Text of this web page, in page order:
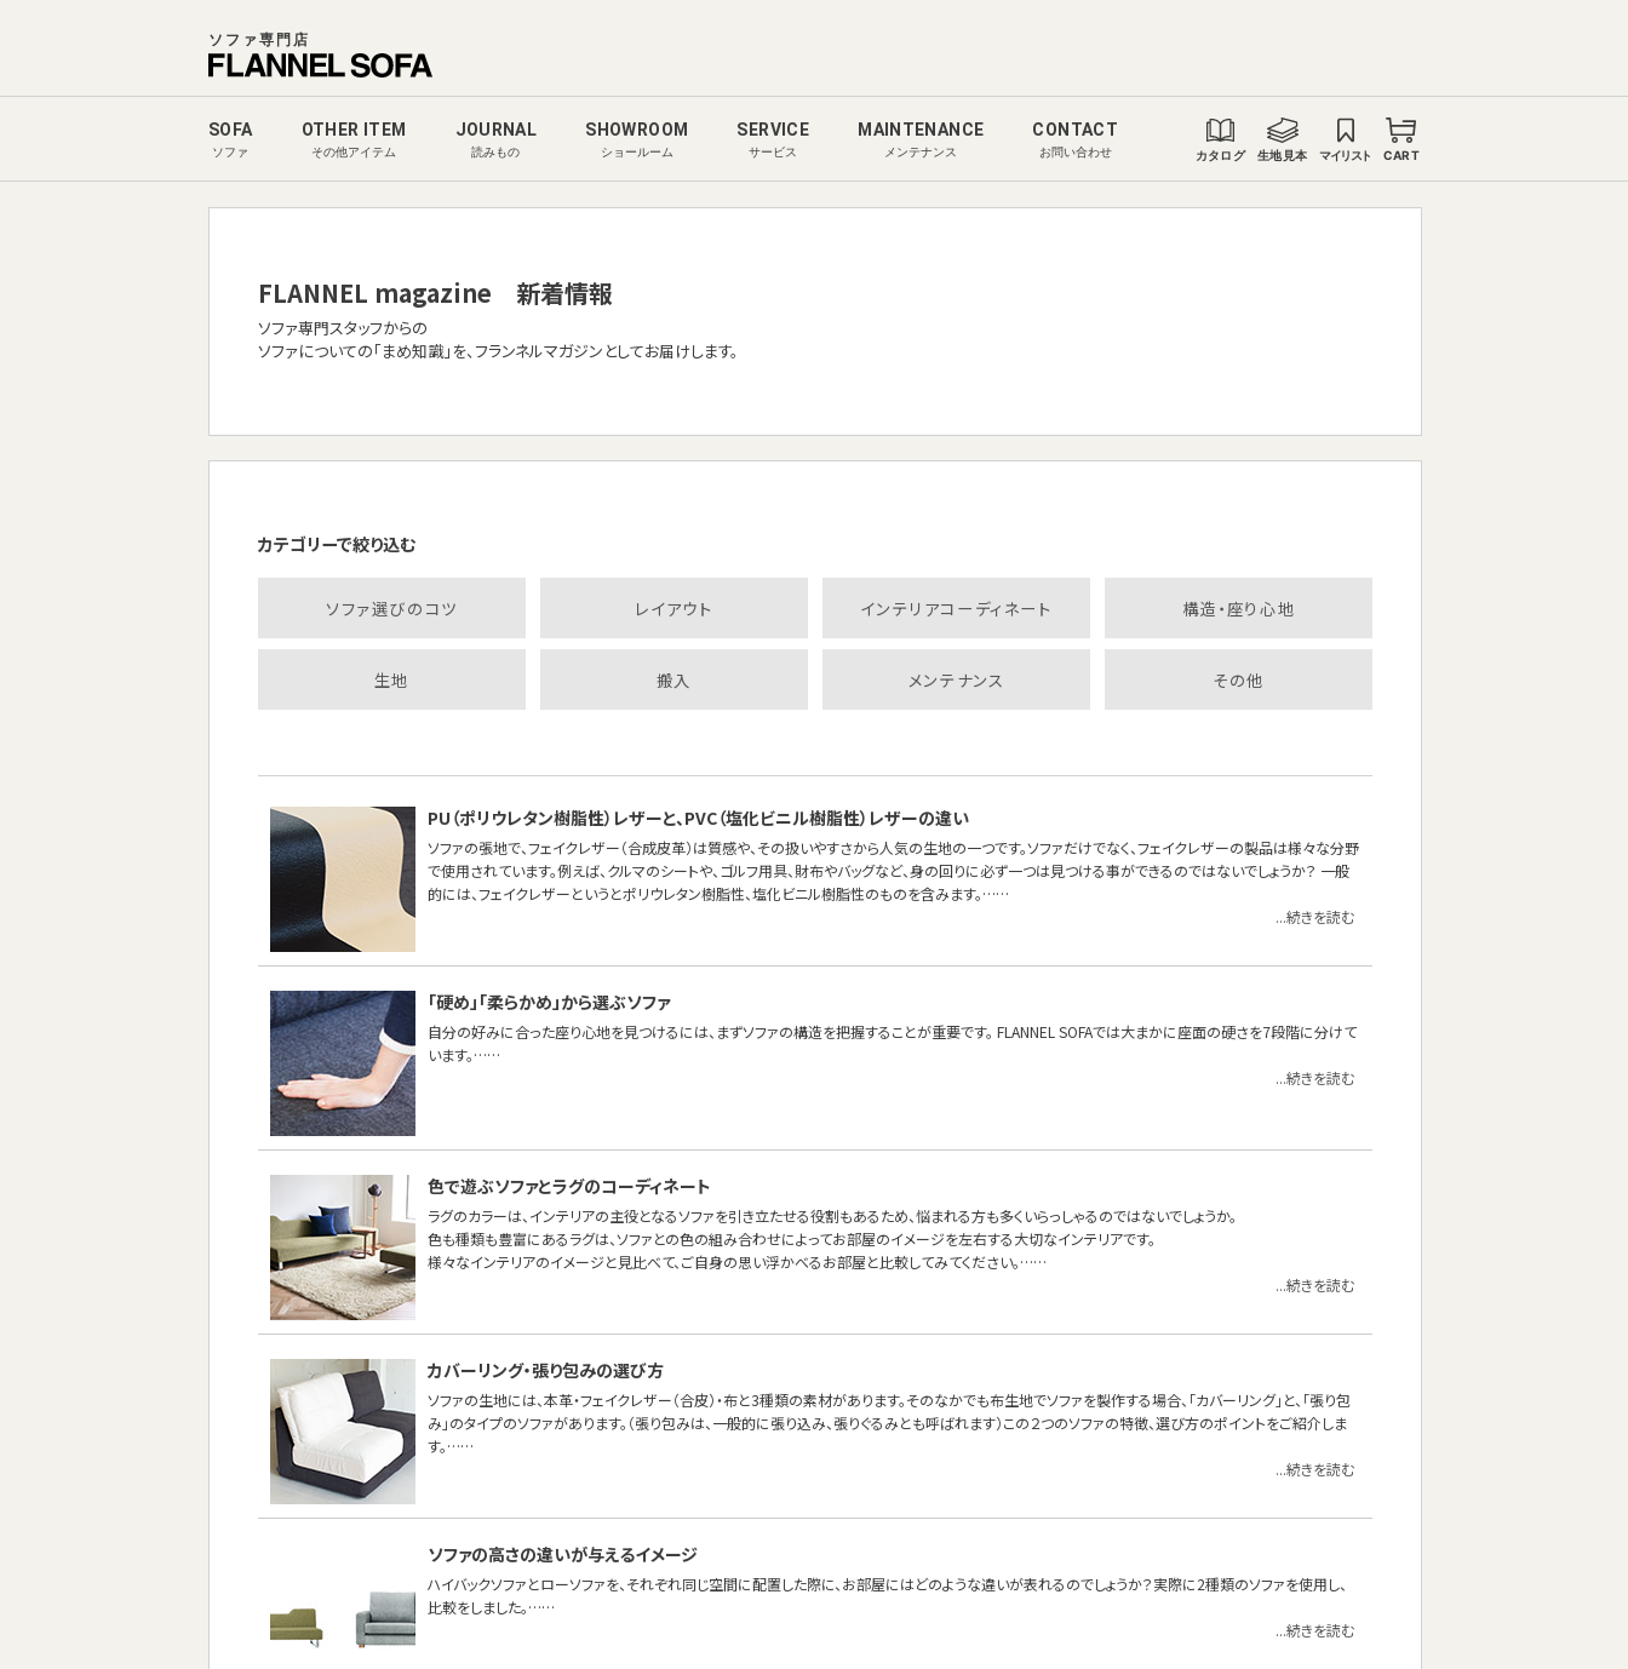
ソファ専門店
SOFA
ソファ
OTHER ITEM
その他アイテム
JOURNAL
読みもの
SHOWROOM
ショールーム
SERVICE
サービス
MAINTENANCE
メンテナンス
CONTACT
お問い合わせ カタログ 生地見本 マイリスト CART
FLANNEL magazine 新着情報
ソファ専門スタッフからの
ソファについての「まめ知識」を、フランネルマガジンとしてお届けします。
カテゴリーで絞り込む
ソファ選びのコツ レイアウト インテリアコーディネート 構造・座り心地
生地 搬入 メンテナンス その他
PU（ポリウレタン樹脂性）レザーと、PVC（塩化ビニル樹脂性）レザーの違い
ソファの張地で、フェイクレザー（合成皮革）は質感や、その扱いやすさから人気の生地の一つです。ソファだけでなく、フェイクレザーの製品は様々な分野
で使用されています。例えば、クルマのシートや、ゴルフ用具、財布やバッグなど、身の回りに必ず一つは見つける事ができるのではないでしょうか？ 一般
的には、フェイクレザーというとポリウレタン樹脂性、塩化ビニル樹脂性のものを含みます。……
...続きを読む
「硬め」「柔らかめ」から選ぶソファ
自分の好みに合った座り心地を見つけるには、まずソファの構造を把握することが重要です。 FLANNEL SOFAでは大まかに座面の硬さを7段階に分けて
います。……
...続きを読む
色で遊ぶソファとラグのコーディネート
ラグのカラーは、インテリアの主役となるソファを引き立たせる役割もあるため、悩まれる方も多くいらっしゃるのではないでしょうか。
色も種類も豊富にあるラグは、ソファとの色の組み合わせによってお部屋のイメージを左右する大切なインテリアです。
様々なインテリアのイメージと見比べて、ご自身の思い浮かべるお部屋と比較してみてください。……
...続きを読む
カバーリング・張り包みの選び方
ソファの生地には、本革・フェイクレザー（合皮）・布と3種類の素材があります。そのなかでも布生地でソファを製作する場合、「カバーリング」と、「張り包
み」のタイプのソファがあります。（張り包みは、一般的に張り込み、張りぐるみとも呼ばれます）この２つのソファの特徴、選び方のポイントをご紹介しま
す。……
...続きを読む
ソファの高さの違いが与えるイメージ
ハイバックソファとローソファを、それぞれ同じ空間に配置した際に、お部屋にはどのような違いが表れるのでしょうか？実際に2種類のソファを使用し、
比較をしました。……
...続きを読む